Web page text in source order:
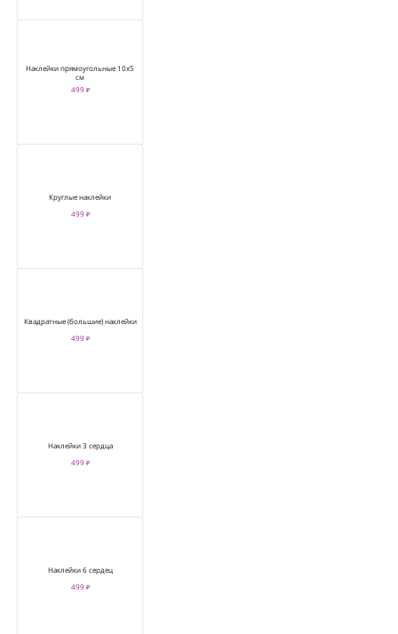
Наклейки прямоугольные 10х5
см
499 ₽
Круглые наклейки
499 ₽
Квадратные (большие) наклейки
499 ₽
Наклейки 3 сердца
499 ₽
Наклейки 6 сердец
499 ₽